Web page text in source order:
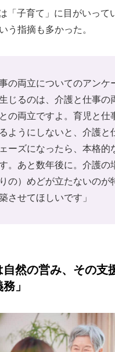
「子育て」に目がいって
う指摘も多かった。
の両立についてのアンケ
じるのは、介護と仕事の
の両立ですよ。育児と仕
ようにしないと、介護と
ーズになったら、本格的
。あと数年後に。介護の
の）めどが立たないのが
させてほしいです」
自然の営み、その支
」